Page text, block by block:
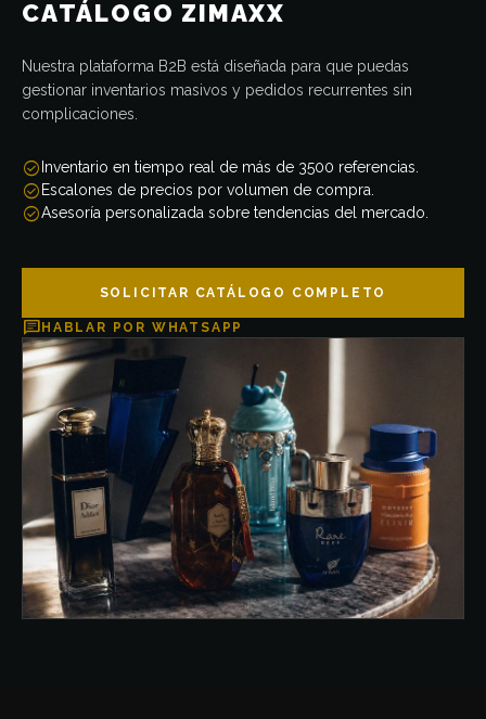
CATÁLOGO ZIMAXX
Nuestra plataforma B2B está diseñada para que puedas
gestionar inventarios masivos y pedidos recurrentes sin
complicaciones.
check_circle Inventario en tiempo real de más de 3500 referencias.
check_circle Escalones de precios por volumen de compra.
check_circleAsesoría personalizada sobre tendencias del mercado.
SOLICITAR CATÁLOGO COMPLETO
chatHABLAR POR WHATSAPP